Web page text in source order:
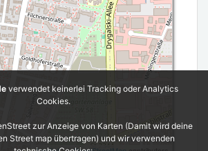
verwendet keinerlei Tracking oder Analytics
Cookies.
zur Anzeige von Karten (Damit wird deine
Street map übertragen) und wir verwenden